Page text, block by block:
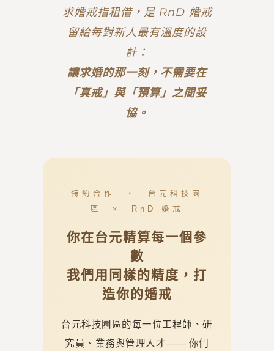
求婚戒指租借，是 RnD 婚戒
留給每對新人最有溫度的設
計：
讓求婚的那一刻，不需要在
「真戒」與「預算」之間妥
協。
特約合作 ・ 台元科技園
區 × RnD 婚戒
你在台元精算每一個參
數
我們用同樣的精度，打
造你的婚戒
台元科技園區的每一位工程師、研
究員、業務與管理人才—— 你們